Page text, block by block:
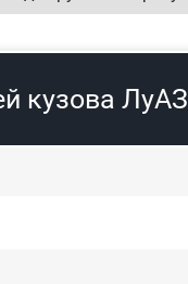
кузова ЛуАЗ